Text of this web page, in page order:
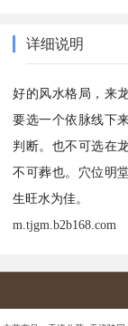
详细说明
好的风水格局，来
要选一个依脉线下
判断。也不可选在
不可葬也。穴位明
生旺水为佳。
m.tjgm.b2b168.com